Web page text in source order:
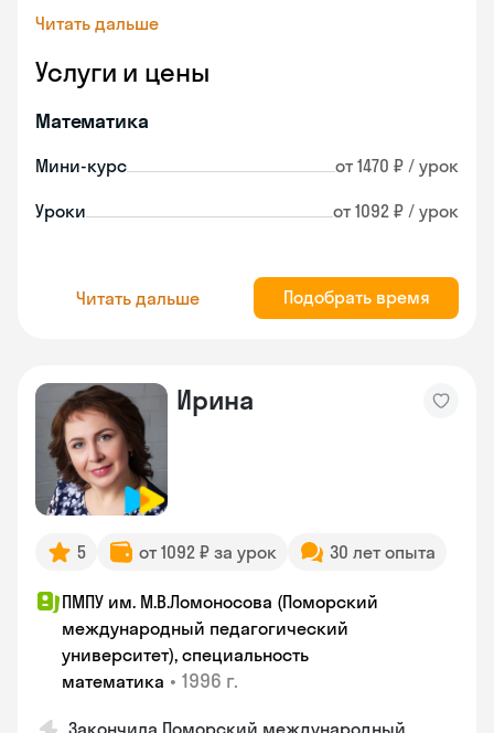
Читать дальше
Услуги и цены
Математика
Мини-курс от 1470 ₽ / урок
Уроки от 1092 ₽ / урок
Читать дальше Подобрать время
Ирина
5 от 1092 ₽ за урок 30 лет опыта
ПМПУ им. М.В.Ломоносова (Поморский
международный педагогический
университет), специальность
математика • 1996 г.
Закончила Поморский международный